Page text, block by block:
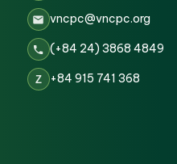
vncpc@vncpc.org
(+84 24) 3868 4849
Z +84 915 741 368